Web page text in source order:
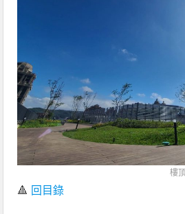
樓
🔺 回目錄